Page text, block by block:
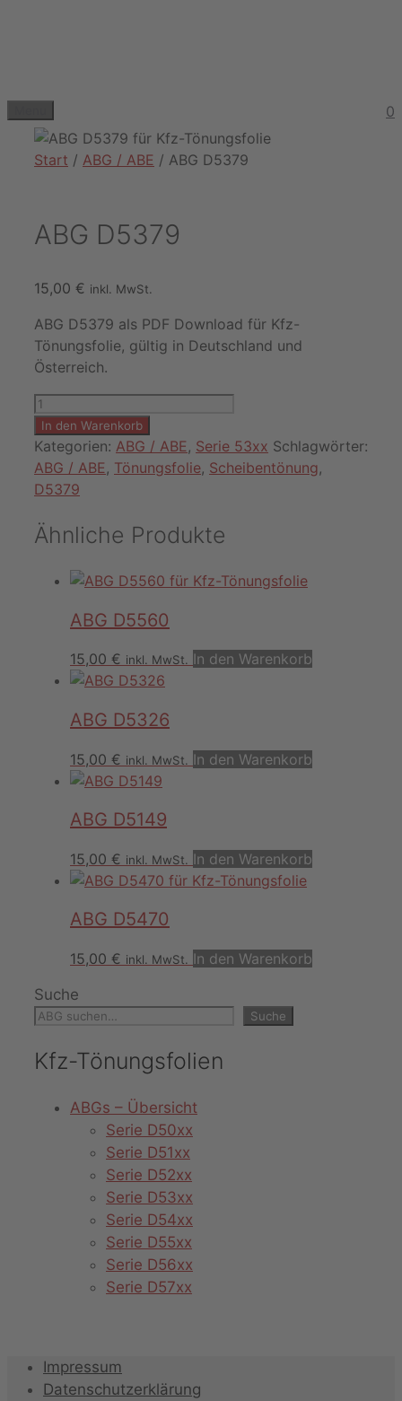
0
Start / ABG / ABE / ABG D5379
ABG D5379
15,00 € inkl. MwSt.
ABG D5379 als PDF Download für Kfz-
Tönungsfolie, gültig in Deutschland und
Österreich.
ABG
D5379
Menge
In den Warenkorb
Kategorien: ABG / ABE , Serie 53xx Schlagwörter:
ABG / ABE , Tönungsfolie, Scheibentönung,
D5379
Ähnliche Produkte
ABG D5560
15,00 € inkl. MwSt. In den Warenkorb
ABG D5326
15,00 € inkl. MwSt. In den Warenkorb
ABG D5149
15,00 € inkl. MwSt. In den Warenkorb
ABG D5470
15,00 € inkl. MwSt. In den Warenkorb
Suche
Suche
Kfz-Tönungsfolien
ABGs – Übersicht
Serie D50xx
Serie D51xx
Serie D52xx
Serie D53xx
Serie D54xx
Serie D55xx
Serie D56xx
Serie D57xx
Impressum
Datenschutzerklärung